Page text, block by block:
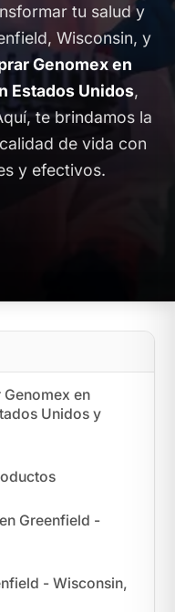
tu salud y
Wisconsin, y
Genomex en
Estados Unidos,
te brindamos la
de vida con
y efectivos.
en
Unidos y
Greenfield -
- Wisconsin,